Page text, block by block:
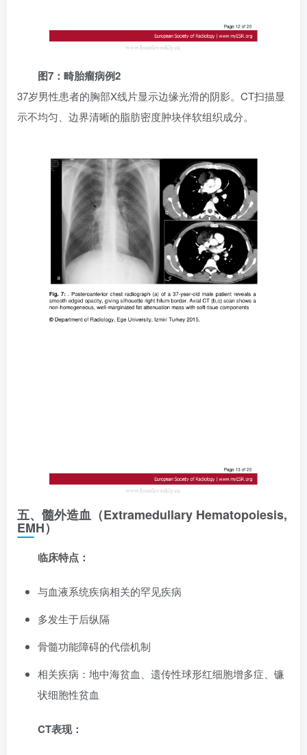
图7：畸胎瘤病例2
37岁男性患者的胸部X线片显示边缘光滑的阴影。CT扫描显
示不均匀、边界清晰的脂肪密度肿块伴软组织成分。
五、髓外造血（Extramedullary Hematopoiesis,
EMH）
临床特点：
与血液系统疾病相关的罕见疾病
多发生于后纵隔
骨髓功能障碍的代偿机制
相关疾病：地中海贫血、遗传性球形红细胞增多症、镰
状细胞性贫血
CT表现：